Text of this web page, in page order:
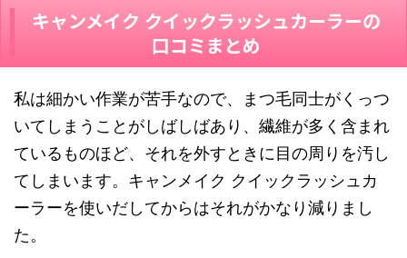
キャンメイク クイックラッシュカーラーの
口コミまとめ
私は細かい作業が苦手なので、まつ毛同士がくっつ
いてしまうことがしばしばあり、繊維が多く含まれ
ているものほど、それを外すときに目の周りを汚し
てしまいます。 キャンメイク クイックラッシュカ
ーラーを使いだしてからはそれがかなり減りまし
た。